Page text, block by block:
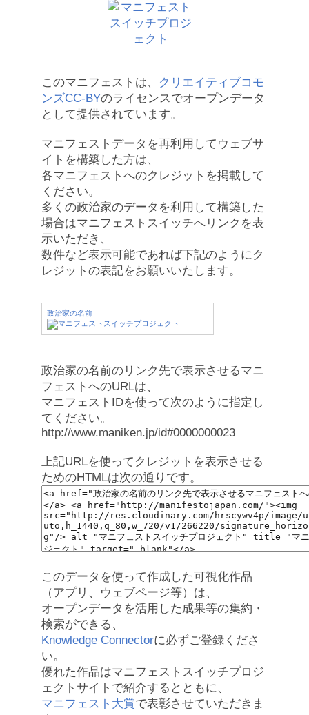
このマニフェストは、
クリエイティブコモ
ンズCC-BYのライセンスでオープンデータ
として提供されています。
マニフェストデータを再利用してウェブサ
イトを構築した方は、
各マニフェストへのクレジットを掲載して
ください。
多くの政治家のデータを利用して構築した
場合はマニフェストスイッチへリンクを表
示いただき、
数件など表示可能であれば下記のようにク
レジットの表記をお願いいたします。
政治家の名前
政治家の名前のリンク先で表示させるマニ
フェストへのURLは、
マニフェストIDを使って次のように指定し
てください。
http://www.maniken.jp/id#0000000023
上記URLを使ってクレジットを表示させる
ためのHTMLは次の通りです。
このデータを使って作成した可視化作品
（アプリ、ウェブページ等）は、
オープンデータを活用した成果等の集約・
検索ができる、
Knowledge Connectorに必ずご登録くださ
い。
優れた作品はマニフェストスイッチプロジ
ェクトサイトで紹介するとともに、
マニフェスト大賞で表彰させていただきま